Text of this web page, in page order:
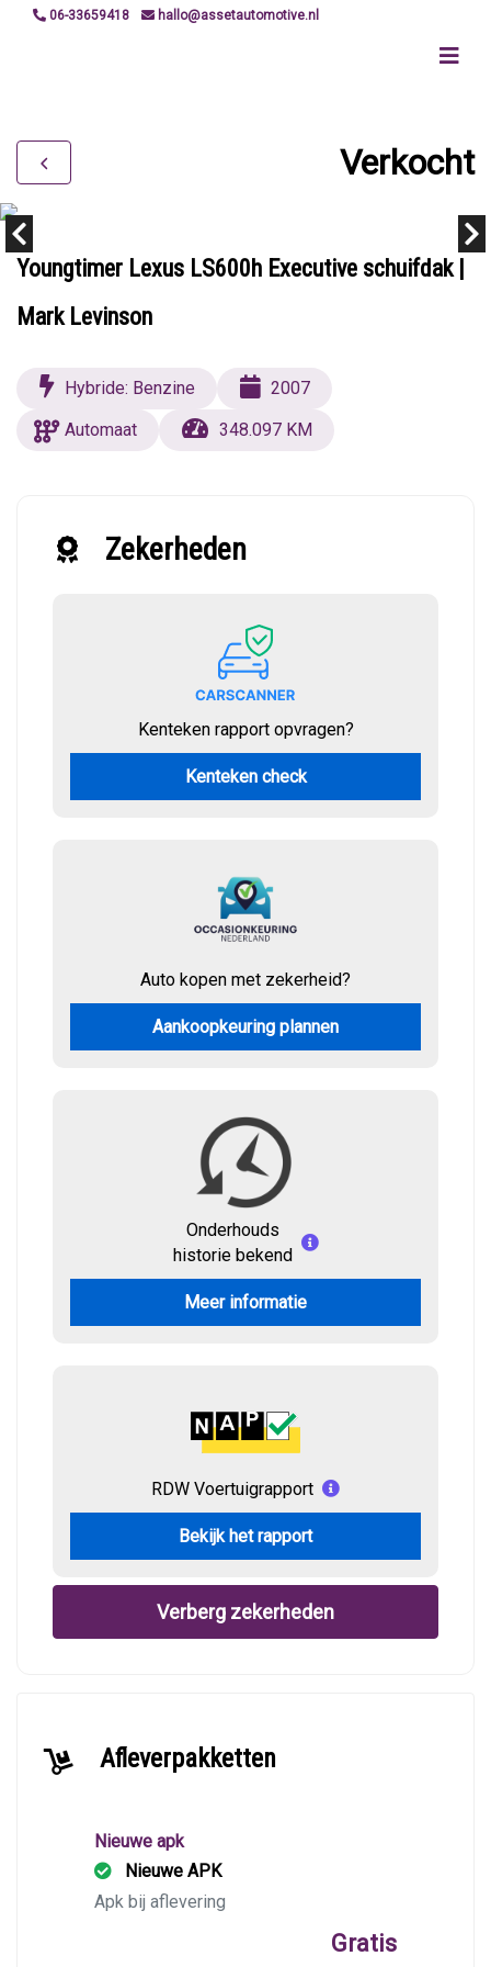
06-33659418 hallo@assetautomotive.nl
Verkocht
Youngtimer Lexus LS600h Executive schuifdak |
Mark Levinson
Hybride: Benzine
2007
Automaat
348.097 KM
Zekerheden
Kenteken rapport opvragen?
Kenteken check
Auto kopen met zekerheid?
Aankoopkeuring plannen
Onderhouds
historie bekend
Meer informatie
RDW Voertuigrapport
Bekijk het rapport
Verberg zekerheden
Afleverpakketten
Nieuwe apk
Nieuwe APK
Apk bij aflevering
Gratis